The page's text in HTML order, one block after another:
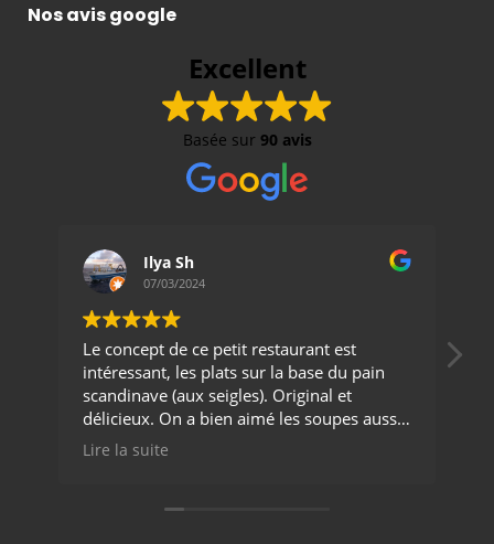
Nos avis google
Excellent
Basée sur 90 avis
Ilya Sh
07/03/2024
Le concept de ce petit restaurant est
intéressant, les plats sur la base du pain
scandinave (aux seigles). Original et
délicieux. On a bien aimé les soupes aussi.
Merci
Lire la suite